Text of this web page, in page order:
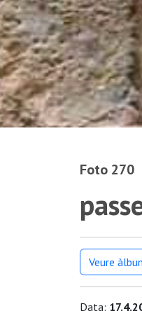
Foto 270
Veure
Data: